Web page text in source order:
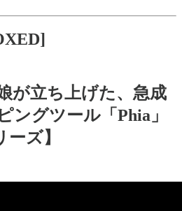
が立ち上げた、急成
ングツール「Phia」
ーズ】